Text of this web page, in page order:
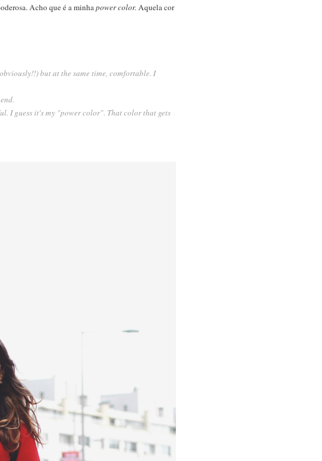
Acho que é a minha power color. Aquela cor
but at the same time, comfortable. I
I guess it's my "power color". That color that gets